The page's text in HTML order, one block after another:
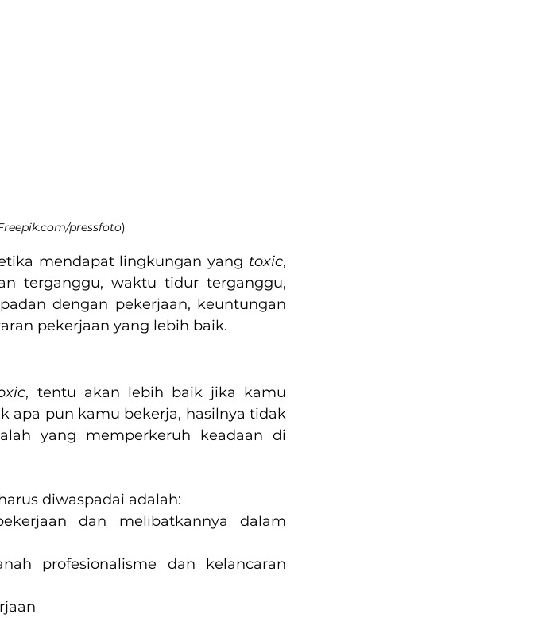
pressfoto)
mendapat lingkungan yang toxic,
terganggu, waktu tidur terganggu,
dengan pekerjaan, keuntungan
pekerjaan yang lebih baik.
, tentu akan lebih baik jika kamu
apa pun kamu bekerja, hasilnya tidak
yang memperkeruh keadaan di
diwaspadai adalah:
dan melibatkannya dalam
profesionalisme dan kelancaran